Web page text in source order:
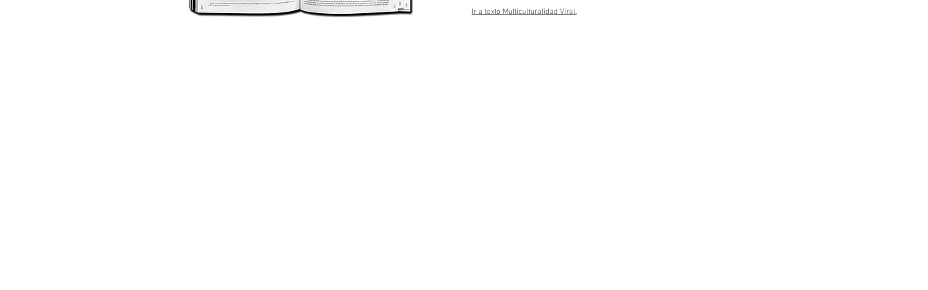
Ir a texto Multiculturalidad Viral.